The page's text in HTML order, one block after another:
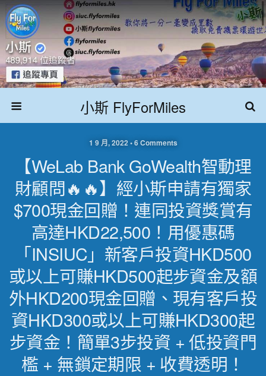
小斯 FlyForMiles
1 9 月, 2022 • 6 Comments
【WeLab Bank GoWealth智動理
財顧問🔥🔥】經小斯申請有獨家
$700現金回贈！連同投資獎賞有
高達HKD22,500！用優惠碼
「INSIUC」新客戶投資HKD500
或以上可賺HKD500起步資金及額
外HKD200現金回贈、現有客戶投
資HKD300或以上可賺HKD300起
步資金！簡單3步投資 + 低投資門
檻 + 無鎖定期限 + 收費透明！